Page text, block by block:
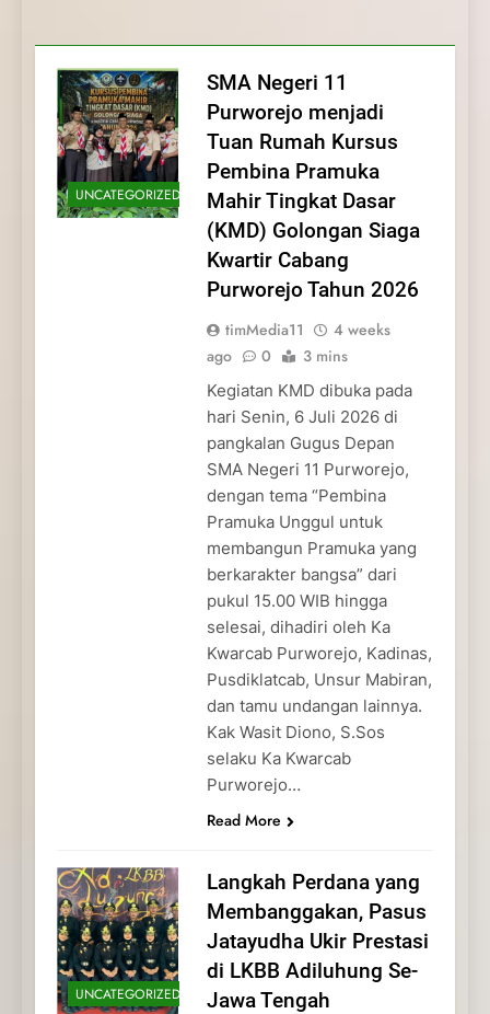
dan Pengabdian Generasi
Pramuka
Pramuka
Kepedulian
UNCATEGORIZED
SMA Negeri 11
Purworejo menjadi
Tuan Rumah Kursus
Pembina Pramuka
Mahir Tingkat Dasar
(KMD) Golongan Siaga
Kwartir Cabang
Purworejo Tahun 2026
timMedia11
4 weeks
ago
0 3 mins
Kegiatan KMD dibuka pada
hari Senin, 6 Juli 2026 di
pangkalan Gugus Depan
SMA Negeri 11 Purworejo,
dengan tema “Pembina
Pramuka Unggul untuk
membangun Pramuka yang
berkarakter bangsa” dari
pukul 15.00 WIB hingga
selesai, dihadiri oleh Ka
Kwarcab Purworejo, Kadinas,
Pusdiklatcab, Unsur Mabiran,
dan tamu undangan lainnya.
Kak Wasit Diono, S.Sos
selaku Ka Kwarcab
Purworejo…
Read More
UNCATEGORIZED
Langkah Perdana yang
Membanggakan, Pasus
Jatayudha Ukir Prestasi
di LKBB Adiluhung Se-
Jawa Tengah